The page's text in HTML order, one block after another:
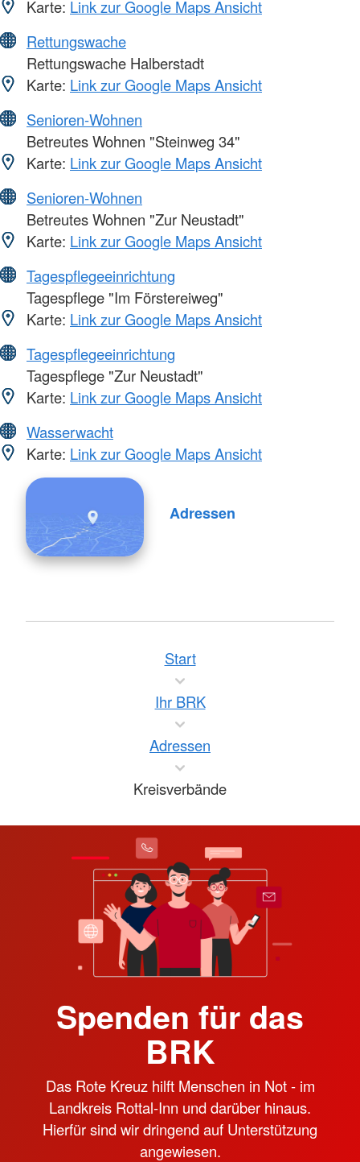
Karte: Link zur Google Maps Ansicht
Rettungswache
Rettungswache Halberstadt
Karte: Link zur Google Maps Ansicht
Senioren-Wohnen
Betreutes Wohnen "Steinweg 34"
Karte: Link zur Google Maps Ansicht
Senioren-Wohnen
Betreutes Wohnen "Zur Neustadt"
Karte: Link zur Google Maps Ansicht
Tagespflegeeinrichtung
Tagespflege "Im Förstereiweg"
Karte: Link zur Google Maps Ansicht
Tagespflegeeinrichtung
Tagespflege "Zur Neustadt"
Karte: Link zur Google Maps Ansicht
Wasserwacht
Karte: Link zur Google Maps Ansicht
Adressen
Start
Ihr BRK
Adressen
Kreisverbände
Spenden für das
BRK
Das Rote Kreuz hilft Menschen in Not - im
Landkreis Rottal-Inn und darüber hinaus.
Hierfür sind wir dringend auf Unterstützung
angewiesen.